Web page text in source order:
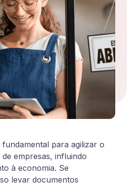
para agilizar o
empresas, influindo
à economia. Se
levar documentos